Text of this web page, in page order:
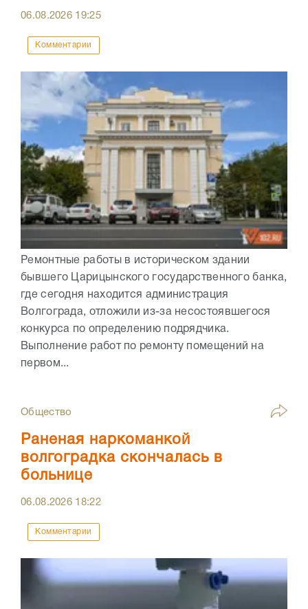
06.08.2026 19:25
Комментарии
Ремонтные работы в историческом здании
бывшего Царицынского государственного банка,
где сегодня находится администрация
Волгограда, отложили из-за несостоявшегося
конкурса по определению подрядчика.
Выполнение работ по ремонту помещений на
первом...
Общество
Раненая наркоманкой
волгоградка скончалась в
больнице
06.08.2026 18:22
Комментарии